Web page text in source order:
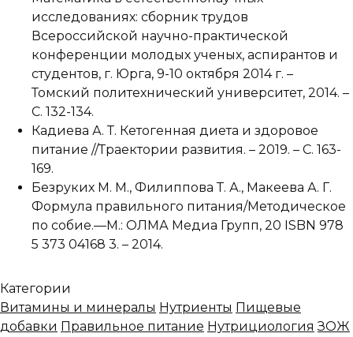
исследованиях: сборник трудов
Всероссийской научно-практической
конференции молодых ученых, аспирантов и
студентов, г. Юрга, 9-10 октября 2014 г. –
Томский политехнический университет, 2014. –
С. 132-134.
Кадиева А. Т. Кетогенная диета и здоровое
питание //Траектории развития. – 2019. – С. 163-
169.
Безруких М. М., Филиппова Т. А., Макеева А. Г.
Формула правильного питания/Методическое
по собие.—М.: ОЛМА Медиа Групп, 20 ISBN 978
5 373 04168 3. – 2014.
Категории
Витамины и минералы Нутриенты Пищевые
добавки Правильное питание Нутрициология ЗОЖ